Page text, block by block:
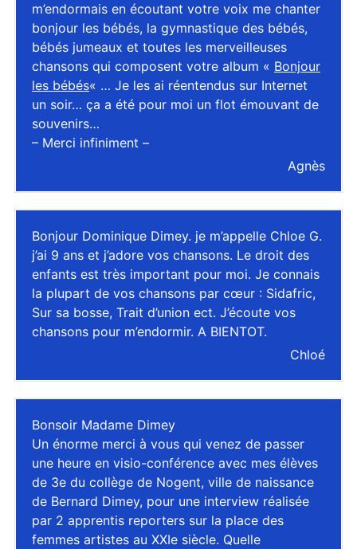
m’endormais en écoutant votre voix me chanter
bonjour les bébés, la gymnastique des bébés,
bébés jumeaux et toutes les merveilleuses
chansons qui composent votre album « Bonjour
les bébés« … Je les ai réentendus sur Internet
un soir… ça a été pour moi un flot émouvant de
souvenirs…
– Merci infiniment –
Agnès
Bonjour Dominique Dimey. je m’appelle Chloe G.
j’ai 9 ans et j’adore vos chansons. Le droit des
enfants est très important pour moi. Je connais
la plupart de vos chansons par cœur : Sidafric,
Sur sa bosse, Trait d’union ect. J’écoute vos
chansons pour m’endormir. A BIENTOT.
Chloé
Bonsoir Madame Dimey
Un énorme merci à vous qui venez de passer
une heure en visio-conférence avec mes élèves
de 3e du collège de Nogent, ville de naissance
de Bernard Dimey, pour une interview réalisée
par 2 apprentis reporters sur la place des
femmes artistes au XXIe siècle. Quelle